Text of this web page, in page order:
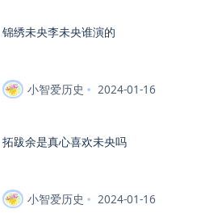
锦绣未央李未央谁演的
小智爱历史 2024-01-16
拓跋余是真心喜欢未央吗
小智爱历史 2024-01-16